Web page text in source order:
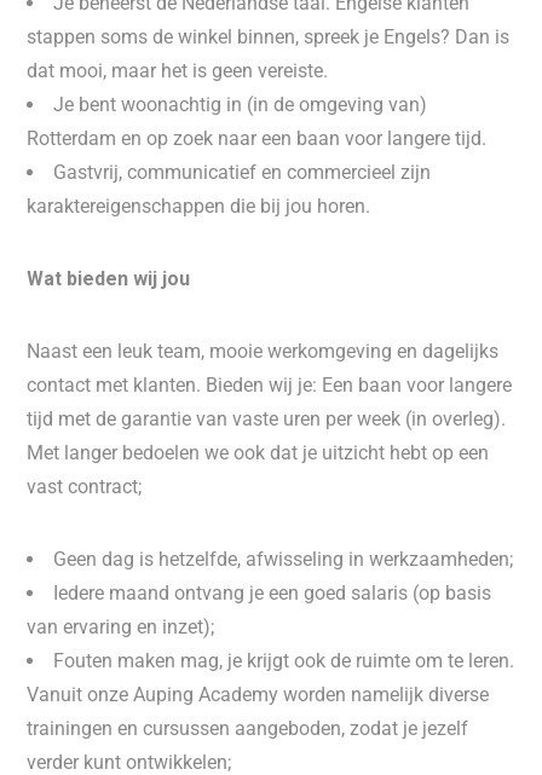
stappen soms de winkel binnen, spreek je Engels? Dan is
dat mooi, maar het is geen vereiste.
Je bent woonachtig in (in de omgeving van)
Rotterdam en op zoek naar een baan voor langere tijd.
Gastvrij, communicatief en commercieel zijn
karaktereigenschappen die bij jou horen.
Wat bieden wij jou
Naast een leuk team, mooie werkomgeving en dagelijks
contact met klanten. Bieden wij je: Een baan voor langere
tijd met de garantie van vaste uren per week (in overleg).
Met langer bedoelen we ook dat je uitzicht hebt op een
vast contract;
Geen dag is hetzelfde, afwisseling in werkzaamheden;
Iedere maand ontvang je een goed salaris (op basis
van ervaring en inzet);
Fouten maken mag, je krijgt ook de ruimte om te leren.
Vanuit onze Auping Academy worden namelijk diverse
trainingen en cursussen aangeboden, zodat je jezelf
verder kunt ontwikkelen;